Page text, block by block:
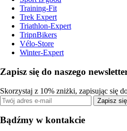
Training-Fit
Trek Expert
Triathlon-Expert
TripnBikers
Vélo-Store
Winter-Expert
Zapisz się do naszego
Skorzystaj z 10% zniżki, zapisując się
Zapisz się
Bądźmy w kontakcie